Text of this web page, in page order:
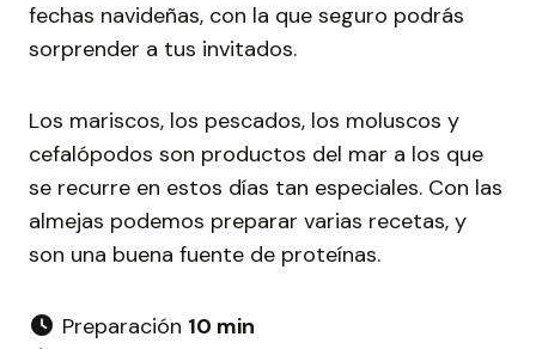
fechas navideñas, con la que seguro podrás
sorprender a tus invitados.
Los mariscos, los pescados, los moluscos y
cefalópodos son productos del mar a los que
se recurre en estos días tan especiales. Con las
almejas podemos preparar varias recetas, y
son una buena fuente de proteínas.
Preparación 10 min